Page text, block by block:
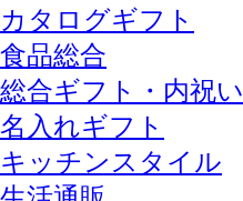
カタログギフト
食品総合
総合ギフト・内祝い
名入れギフト
キッチンスタイル